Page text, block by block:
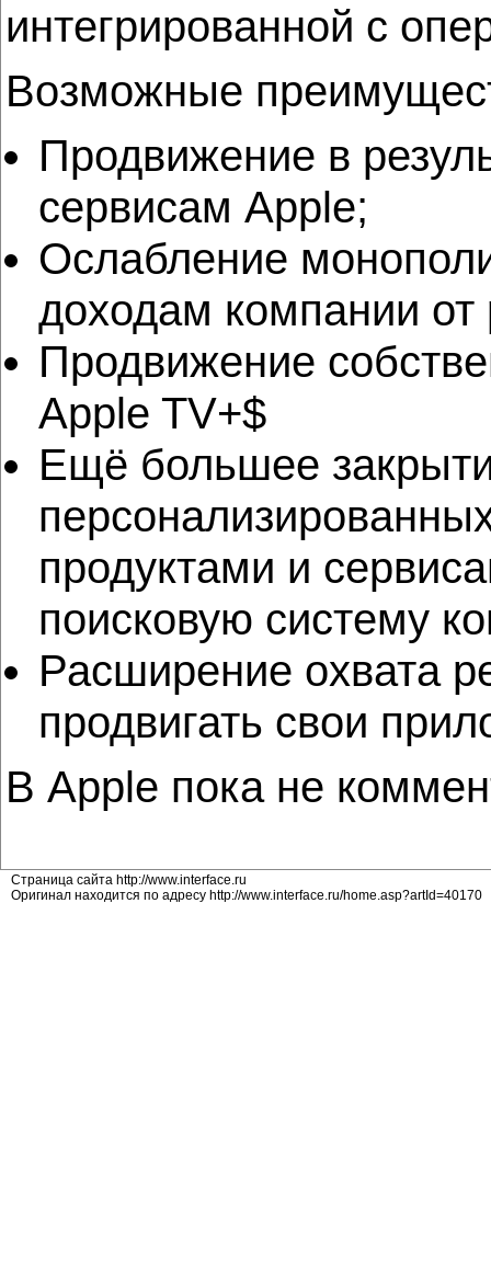
интегрированной с
Возможные
Продвижение в
сервисам Apple;
Ослабление
доходам компании
Продвижение
Apple TV+$
Ещё большее
продуктами и
поисковую систему
Расширение охвата
продвигать свои
В Apple пока не
Страница сайта http://www.interface.ru
Оригинал находится по адресу http://www.interface.ru/home.asp?artId=40170